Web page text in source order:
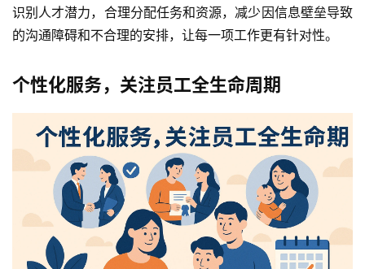
识别人才潜力，合理分配任务和资源，减少因信息壁垒导致
的沟通障碍和不合理的安排，让每一项工作更有针对性。
个性化服务，关注员工全生命周期